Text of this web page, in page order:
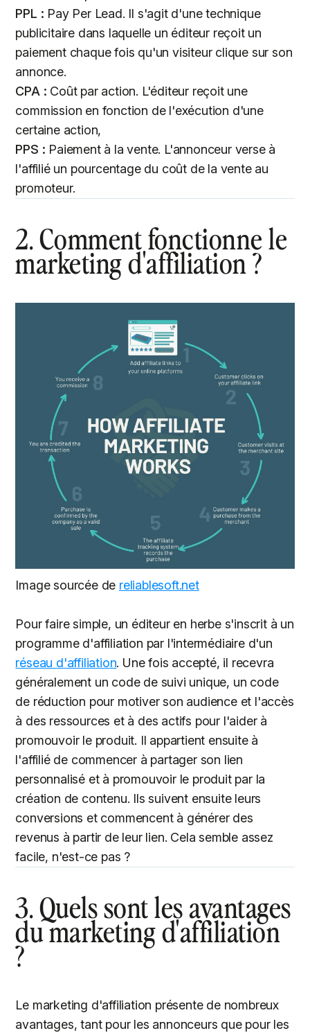
PPL : Pay Per Lead. Il s'agit d'une technique
publicitaire dans laquelle un éditeur reçoit un
paiement chaque fois qu'un visiteur clique sur son
annonce.
CPA : Coût par action. L'éditeur reçoit une
commission en fonction de l'exécution d'une
certaine action,
PPS : Paiement à la vente. L'annonceur verse à
l'affilié un pourcentage du coût de la vente au
promoteur.
2. Comment fonctionne le
marketing d'affiliation ?
Image sourcée de reliablesoft.net
Pour faire simple, un éditeur en herbe s'inscrit à un
programme d'affiliation par l'intermédiaire d'un
réseau d'affiliation. Une fois accepté, il recevra
généralement un code de suivi unique, un code
de réduction pour motiver son audience et l'accès
à des ressources et à des actifs pour l'aider à
promouvoir le produit. Il appartient ensuite à
l'affilié de commencer à partager son lien
personnalisé et à promouvoir le produit par la
création de contenu. Ils suivent ensuite leurs
conversions et commencent à générer des
revenus à partir de leur lien. Cela semble assez
facile, n'est-ce pas ?
3. Quels sont les avantages
du marketing d'affiliation
?
Le marketing d'affiliation présente de nombreux
avantages, tant pour les annonceurs que pour les